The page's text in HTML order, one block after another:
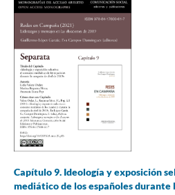
Capítulo 9. Ideología y exposición
mediático de los españoles durante